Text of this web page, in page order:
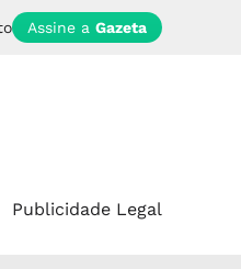
Assine a Gazeta
Publicidade Legal